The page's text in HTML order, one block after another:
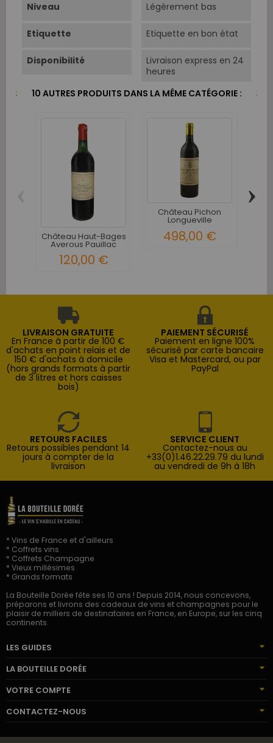
Niveau Légèrement bas
Etiquette Etiquette en bon état
Disponibilité
Livraison express en 24
heures
10 AUTRES PRODUITS DANS LA MÊME CATÉGORIE :
Château Haut-Bages
Averous Pauillac
120,00 €
Château Pichon
Longueville
Comtesse de...
498,00 €
›
LIVRAISON GRATUITE
En France à partir de 100 €
d'achats en point relais et de
150 € d'achats à domicile
(hors grands formats à partir
de 3 litres et hors caisses
bois)
PAIEMENT SÉCURISÉ
Paiement en ligne 100%
sécurisé par carte bancaire
Visa et Mastercard, ou par
PayPal
RETOURS FACILES
Retours possibles pendant 14
jours à compter de la
livraison
SERVICE CLIENT
Contactez-nous au
+33(0)1.46.22.29.79 du lundi
au vendredi de 9h à 18h
* Vins de France et d'ailleurs
* Coffrets vins
* Coffrets Champagne
* Vieux millésimes
* Grands formats
La Bouteille Dorée fête ses 10 ans ! Depuis 2014, nous concevons,
préparons et livrons des cadeaux de vins et champagnes pour le
plaisir de milliers de destinataires en France, en Europe, sur les cinq
continents.
LES GUIDES
LA BOUTEILLE DORÉE
VOTRE COMPTE
CONTACTEZ-NOUS